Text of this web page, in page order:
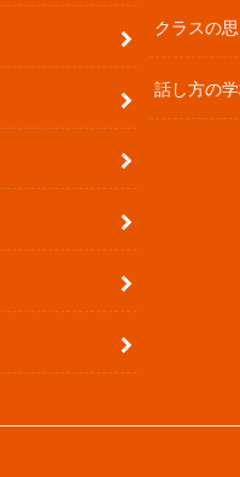
クラスの
話し方の